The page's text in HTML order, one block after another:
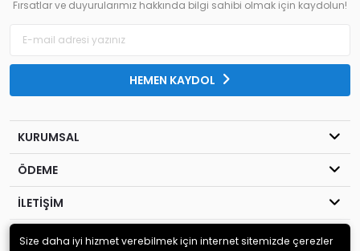
Fırsatlar ve duyurularımız hakkında bilgi sahibi olmak için kaydolun!
HEMEN KAYDOL
KURUMSAL
ÖDEME
İLETİŞİM
© 2020İKATLON ELEKTRİK VE OTOMASYON SAN. TİC. LTD. ŞTİ.. Tüm
Size daha iyi hizmet verebilmek için internet sitemizde çerezler